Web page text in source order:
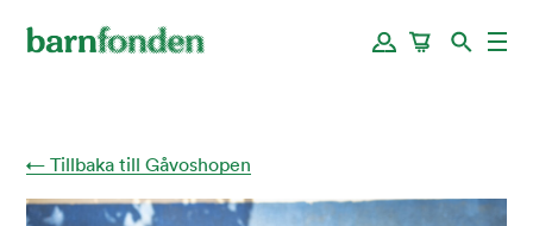
← Tillbaka till Gåvoshopen